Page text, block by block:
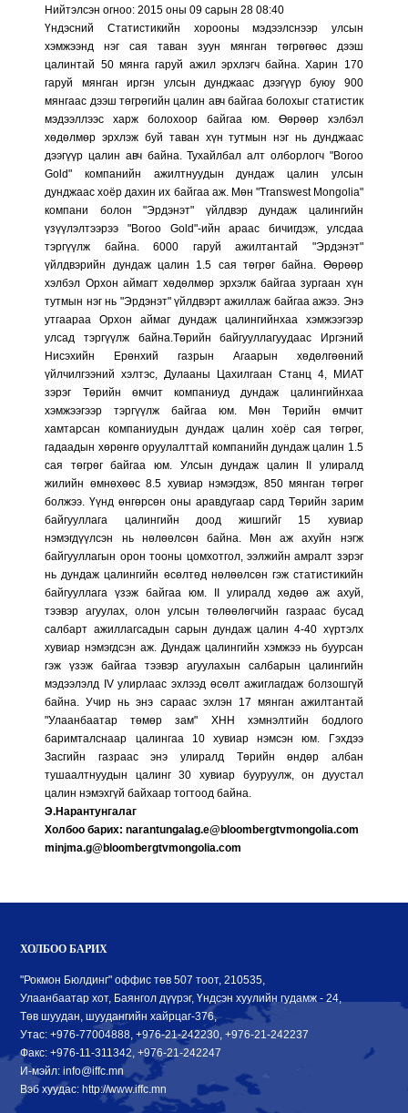
Нийтэлсэн огноо: 2015 оны 09 сарын 28 08:40
Үндэсний Статистикийн хорооны мэдээлснээр улсын
хэмжээнд нэг сая таван зуун мянган төгрөгөөс дээш
цалинтай 50 мянга гаруй ажил эрхлэгч байна. Харин 170
гаруй мянган иргэн улсын дунджаас дээгүүр буюу 900
мянгаас дээш төгрөгийн цалин авч байгаа болохыг статистик
мэдээллээс харж болохоор байгаа юм. Өөрөөр хэлбэл
хөдөлмөр эрхлэж буй таван хүн тутмын нэг нь дунджаас
дээгүүр цалин авч байна. Тухайлбал алт олборлогч "Boroo
Gold" компанийн ажилтнуудын дундаж цалин улсын
дунджаас хоёр дахин их байгаа аж. Мөн "Transwest Mongolia"
компани болон "Эрдэнэт" үйлдвэр дундаж цалингийн
үзүүлэлтээрээ "Boroo Gold"-ийн араас бичигдэж, улсдаа
тэргүүлж байна. 6000 гаруй ажилтантай "Эрдэнэт"
үйлдвэрийн дундаж цалин 1.5 сая төгрөг байна. Өөрөөр
хэлбэл Орхон аймагт хөдөлмөр эрхэлж байгаа зургаан хүн
тутмын нэг нь "Эрдэнэт" үйлдвэрт ажиллаж байгаа ажээ. Энэ
утгаараа Орхон аймаг дундаж цалингийнхаа хэмжээгээр
улсад тэргүүлж байна.Төрийн байгууллагуудаас Иргэний
Нисэхийн Ерөнхий газрын Агаарын хөдөлгөөний
үйлчилгээний хэлтэс, Дулааны Цахилгаан Станц 4, МИАТ
зэрэг Төрийн өмчит компаниуд дундаж цалингийнхаа
хэмжээгээр тэргүүлж байгаа юм. Мөн Төрийн өмчит
хамтарсан компаниудын дундаж цалин хоёр сая төгрөг,
гадаадын хөрөнгө оруулалттай компанийн дундаж цалин 1.5
сая төгрөг байгаа юм. Улсын дундаж цалин II улиралд
жилийн өмнөхөөс 8.5 хувиар нэмэгдэж, 850 мянган төгрөг
болжээ. Үүнд өнгөрсөн оны аравдугаар сард Төрийн зарим
байгууллага цалингийн доод жишгийг 15 хувиар
нэмэгдүүлсэн нь нөлөөлсөн байна. Мөн аж ахуйн нэгж
байгууллагын орон тооны цомхотгол, ээлжийн амралт зэрэг
нь дундаж цалингийн өсөлтөд нөлөөлсөн гэж статистикийн
байгууллага үзэж байгаа юм. II улиралд хөдөө аж ахуй,
тээвэр агуулах, олон улсын төлөөлөгчийн газраас бусад
салбарт ажиллагсадын сарын дундаж цалин 4-40 хүртэлх
хувиар нэмэгдсэн аж. Дундаж цалингийн хэмжээ нь буурсан
гэж үзэж байгаа тээвэр агуулахын салбарын цалингийн
мэдээлэлд IV улирлаас эхлээд өсөлт ажиглагдаж болзошгүй
байна. Учир нь энэ сараас эхлэн 17 мянган ажилтантай
"Улаанбаатар төмөр зам" ХНН хэмнэлтийн бодлого
баримталснаар цалингаа 10 хувиар нэмсэн юм. Гэхдээ
Засгийн газраас энэ улиралд Төрийн өндөр албан
тушаалтнуудын цалинг 30 хувиар бууруулж, он дуустал
цалин нэмэхгүй байхаар тогтоод байна.
Э.Нарантунгалаг
Холбоо барих: narantungalag.e@bloombergtvmongolia.com
minjma.g@bloombergtvmongolia.com
ХОЛБОО БАРИХ
"Рокмон Бюлдинг" оффис төв 507 тоот, 210535,
Улаанбаатар хот, Баянгол дүүрэг, Үндсэн хуулийн гудамж - 24,
Төв шуудан, шуудангийн хайрцаг-376,
Утас: +976-77004888, +976-21-242230, +976-21-242237
Факс: +976-11-311342, +976-21-242247
И-мэйл: info@iffc.mn
Вэб хуудас: http://www.iffc.mn